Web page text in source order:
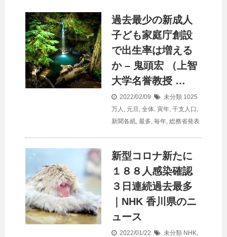
過去最少の新成人
子ども家庭庁創設
で出生率は増える
か – 鬼頭宏 （上智
大学名誉教授 …
2022/02/09 未分類 1025
万人 , 元旦, 全体, 寅年, 干支人口 ,
新聞各紙, 最多, 毎年, 総務省発表
新型コロナ新たに
１８８人感染確認
３日連続過去最多
｜NHK 香川県のニ
ュース
2022/01/22 未分類 NHK,